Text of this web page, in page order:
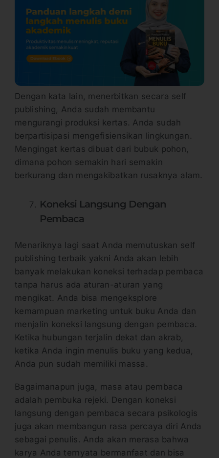
Dengan kata lain, menerbitkan secara self
publishing, Anda sudah membantu
mengurangi produksi kertas. Anda sudah
berpartisipasi mengefisiensikan lingkungan.
Mengingat kertas dibuat dari bubuk pohon,
dimana pohon semakin hari semakin
berkurang dan mengakibatkan rusaknya alam.
Koneksi Langsung Dengan
Pembaca
Menariknya lagi saat Anda memutuskan self
publishing terbaik yakni Anda akan lebih
banyak melakukan koneksi terhadap pembaca
tanpa harus ada aturan-aturan yang
mengikat. Anda bisa mengeksplore
kemampuan marketing untuk buku Anda dan
menjalin koneksi langsung dengan pembaca.
Ketika hubungan terjalin dekat dan akrab,
ketika Anda ingin menulis buku yang kedua,
Anda pun sudah memiliki massa.
Bagaimanapun juga, masa atau pembaca
adalah pembuka rejeki. Dengan koneksi
langsung dengan pembaca secara psikologis
juga akan membangun rasa percaya diri Anda
sebagai penulis. Anda akan merasa bahwa
karya Anda ternyata bermanfaat dan bisa